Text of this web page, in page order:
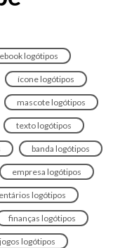
logótipos
ícone logótipos
mascote logótipos
texto logótipos
banda logótipos
empresa logótipos
logótipos
finanças logótipos
jogos logótipos